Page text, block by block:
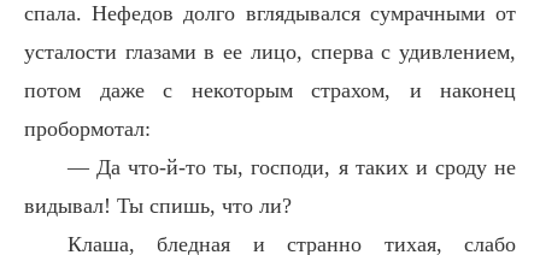
спала. Нефедов долго вглядывался сумрачными от
усталости глазами в ее лицо, сперва с удивлением,
потом даже с некоторым страхом, и наконец
пробормотал:
— Да что-й-то ты, господи, я таких и сроду не
видывал! Ты спишь, что ли?
Клаша, бледная и странно тихая, слабо